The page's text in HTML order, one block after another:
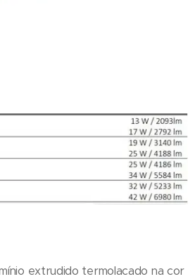
extrudido termolacado na cor